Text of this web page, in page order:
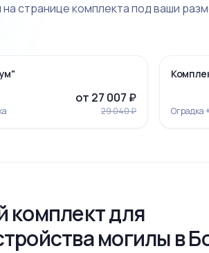
странице комплекта под ваши
от 27 007 ₽
29 040 ₽
-7%
Оградка
комплект для
могилы в